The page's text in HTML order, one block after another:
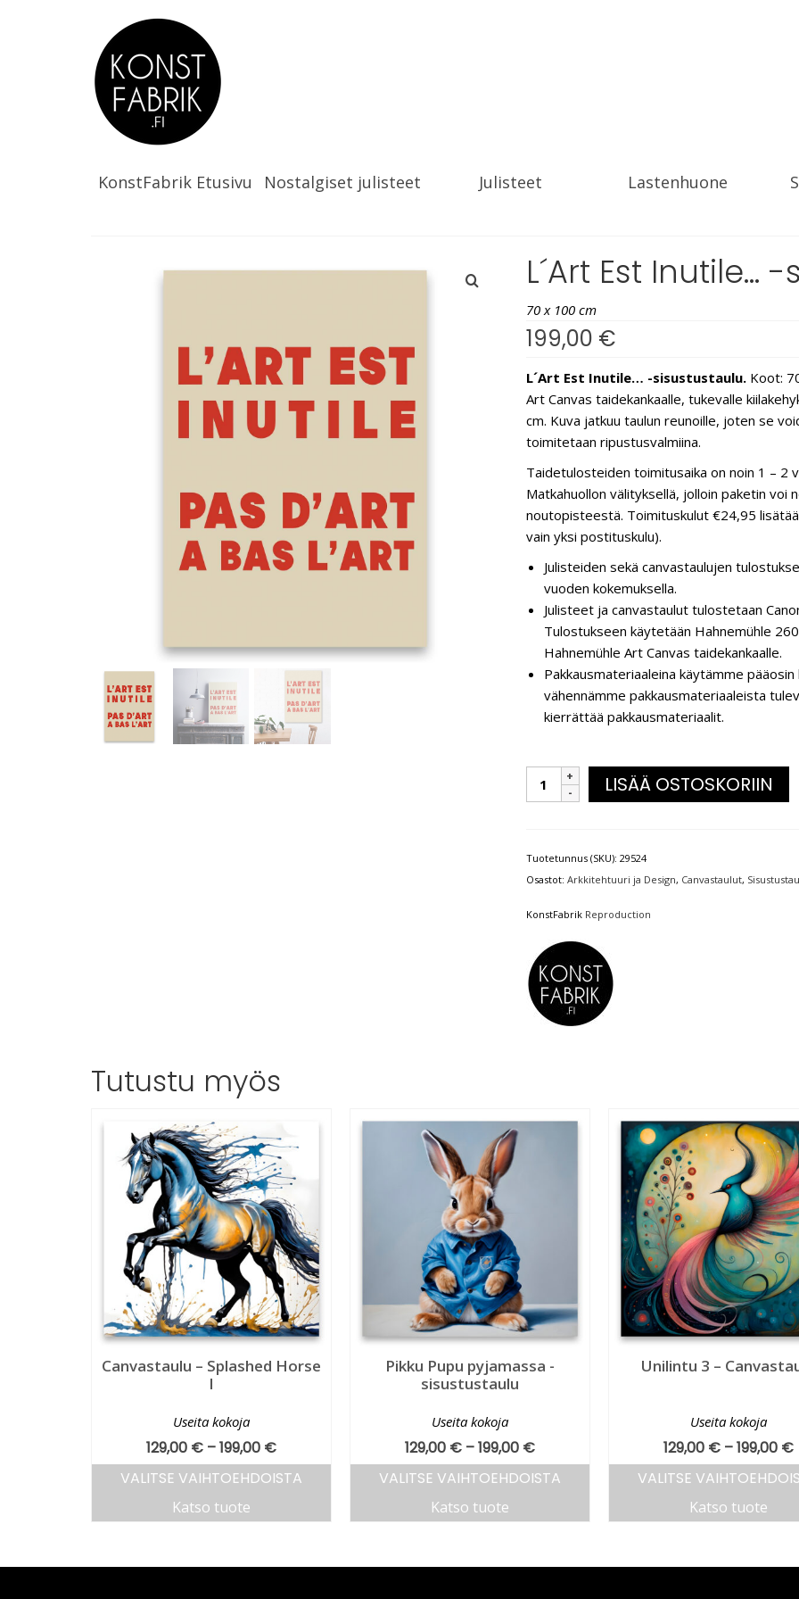
KonstFabrik Etusivu Nostalgiset julisteet Julisteet Lastenhuone
L´Art Est Inutile…
70 x 100 cm
199,00 €
L´Art Est Inutile… -sisustustaulu.Koot:
Art Canvas taidekankaalle, tukevalle
cm. Kuva jatkuu taulun reunoille, joten se
toimitetaan ripustusvalmiina.
Taidetulosteiden toimitusaika on noin 1 – 2
Matkahuollon välityksellä, jolloin paketin voi
noutopisteestä. Toimituskulut €24,95
vain yksi postituskulu).
Julisteiden sekä canvastaulujen
vuoden kokemuksella.
Julisteet ja canvastaulut tulostetaan
Tulostukseen käytetään Hahnemühle
Hahnemühle Art Canvas taidekankaalle.
Pakkausmateriaaleina käytämme
vähennämme pakkausmateriaaleista
kierrättää pakkausmateriaalit.
LISÄÄ OSTOSKORIIN
Tuotetunnus (SKU): 29524
Osastot: Arkkitehtuuri ja Design, Canvastaulut,
KonstFabrik Reproduction
Tutustu myös
Canvastaulu – Splashed Horse
I
Useita kokoja
129,00 € –199,00 €
VALITSE VAIHTOEHDOISTA
Katso tuote
Pikku Pupu pyjamassa -
sisustustaulu
Useita kokoja
129,00 € –199,00 €
VALITSE VAIHTOEHDOISTA
Katso tuote
Unilintu 3 –
Useita kokoja
129,00 € –199,00 €
VALITSE
Katso tuote